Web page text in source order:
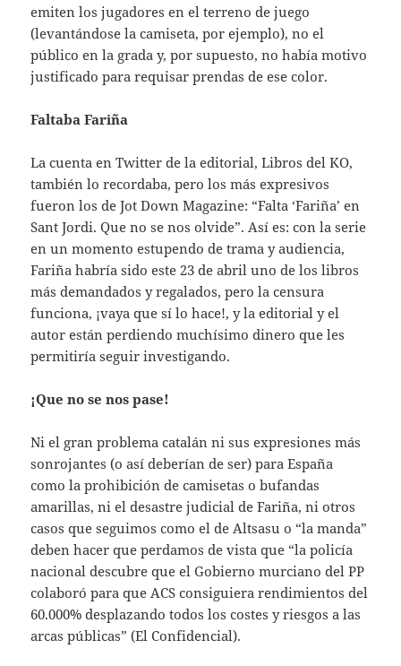
emiten los jugadores en el terreno de juego
(levantándose la camiseta, por ejemplo), no el
público en la grada y, por supuesto, no había motivo
justificado para requisar prendas de ese color.
Faltaba Fariña
La cuenta en Twitter de la editorial, Libros del KO,
también lo recordaba, pero los más expresivos
fueron los de Jot Down Magazine: “Falta ‘Fariña’ en
Sant Jordi. Que no se nos olvide”. Así es: con la serie
en un momento estupendo de trama y audiencia,
Fariña habría sido este 23 de abril uno de los libros
más demandados y regalados, pero la censura
funciona, ¡vaya que sí lo hace!, y la editorial y el
autor están perdiendo muchísimo dinero que les
permitiría seguir investigando.
¡Que no se nos pase!
Ni el gran problema catalán ni sus expresiones más
sonrojantes (o así deberían de ser) para España
como la prohibición de camisetas o bufandas
amarillas, ni el desastre judicial de Fariña, ni otros
casos que seguimos como el de Altsasu o “la manda”
deben hacer que perdamos de vista que “la policía
nacional descubre que el Gobierno murciano del PP
colaboró para que ACS consiguiera rendimientos del
60.000% desplazando todos los costes y riesgos a las
arcas públicas” (El Confidencial).